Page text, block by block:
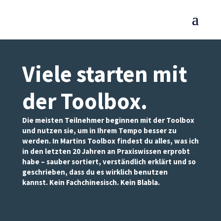
Viele starten mit
der Toolbox.
Die meisten Teilnehmer beginnen mit der Toolbox
und nutzen sie, um in Ihrem Tempo besser zu
werden. In Martins Toolbox findest du alles, was ich
in den letzten 20 Jahren an Praxiswissen erprobt
habe – sauber sortiert, verständlich erklärt und so
geschrieben, dass du es wirklich benutzen
kannst. Kein Fachchinesisch. Kein Blabla.